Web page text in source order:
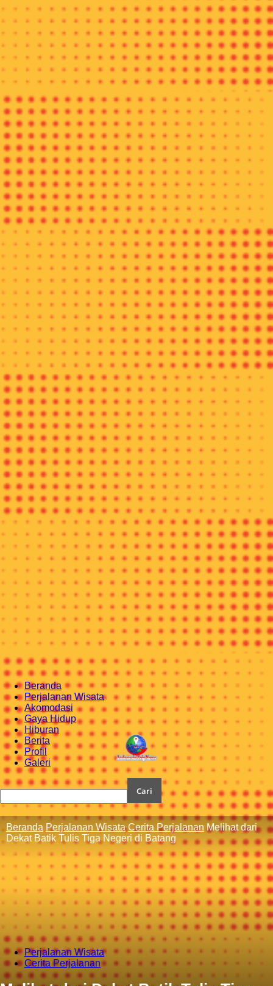
Beranda
Perjalanan Wisata
Akomodasi
Gaya Hidup
Hiburan
Berita
Profil
Galeri
Beranda Perjalanan Wisata Cerita Perjalanan Melihat dari
Dekat Batik Tulis Tiga Negeri di Batang
Perjalanan Wisata
Cerita Perjalanan